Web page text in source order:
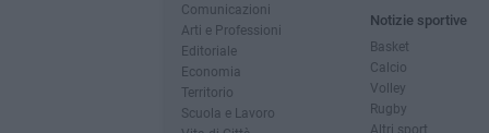
Comunicazioni
Arti e Professioni
Editoriale
Economia
Territorio
Scuola e Lavoro
Notizie sportive
Basket
Calcio
Volley
Rugby
Altri sport